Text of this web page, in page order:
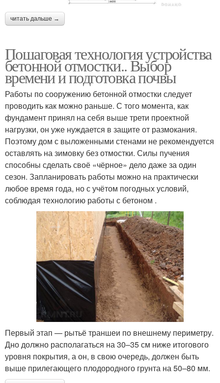
читать дальше →
Пошаговая технология устройства
бетонной отмостки.. Выбор
времени и подготовка почвы
Работы по сооружению бетонной отмостки следует
проводить как можно раньше. С того момента, как
фундамент принял на себя выше трети проектной
нагрузки, он уже нуждается в защите от размокания.
Поэтому дом с выложенными стенами не рекомендуется
оставлять на зимовку без отмостки. Силы пучения
способны сделать своё «чёрное» дело даже за один
сезон. Запланировать работы можно на практически
любое время года, но с учётом погодных условий,
соблюдая технологию работы с бетоном .
Первый этап — рытьё траншеи по внешнему периметру.
Дно должно располагаться на 30–35 см ниже итогового
уровня покрытия, а он, в свою очередь, должен быть
выше прилегающего плодородного грунта на 50–80 мм.